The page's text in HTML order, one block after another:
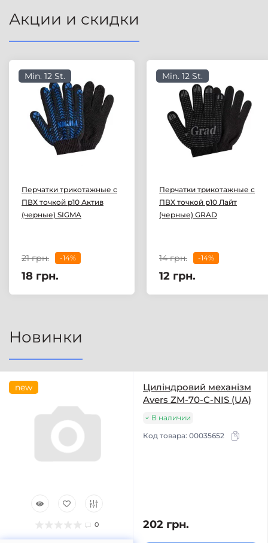
Акции и скидки
Min. 12 St.
Перчатки трикотажные с
ПВХ точкой р10 Актив
(черные) SIGMA
21 грн. -14%
18 грн.
Min. 12 St.
Перчатки трикотажные с
ПВХ точкой р10 Лайт
(черные) GRAD
14 грн. -14%
12 грн.
Новинки
new
0
Циліндровий механізм
Avers ZM-70-C-NIS (UA)
В наличии
Код товара: 00035652
202 грн.